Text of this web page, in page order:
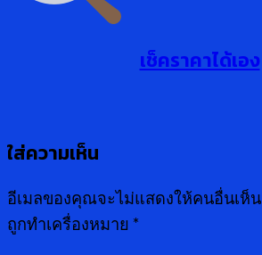
เช็คราคาได้เอง
ใส่ความเห็น
อีเมลของคุณจะไม่แสดงให้คนอื่นเห็น
ถูกทำเครื่องหมาย *